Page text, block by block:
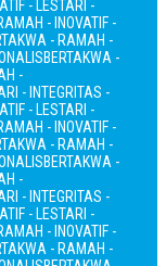
- LESTARI -
- INOVATIF -
- RAMAH -
BERTAKWA -
-
- INTEGRITAS -
- LESTARI -
- INOVATIF -
- RAMAH -
BERTAKWA -
-
- INTEGRITAS -
- LESTARI -
- INOVATIF -
- RAMAH -